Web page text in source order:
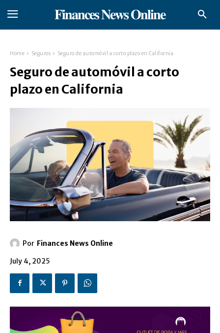
𝐅𝐢𝐧𝐚𝐧𝐜𝐞𝐬 𝐍𝐞𝐰𝐬 𝐎𝐧𝐥𝐢𝐧𝐞
Home Seguros Seguro de automóvil a corto plazo en California
Seguro de automóvil a corto
plazo en California
Por Finances News Online
July 4, 2025